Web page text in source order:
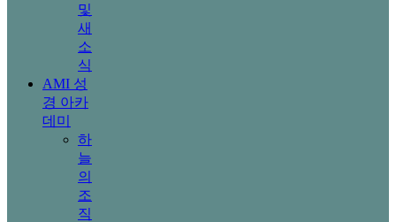
및
새
소
식
AMI 성
경 아카
데미
하
늘
의
조
직